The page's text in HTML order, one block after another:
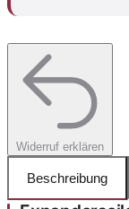
Widerruf erklären
Beschreibung